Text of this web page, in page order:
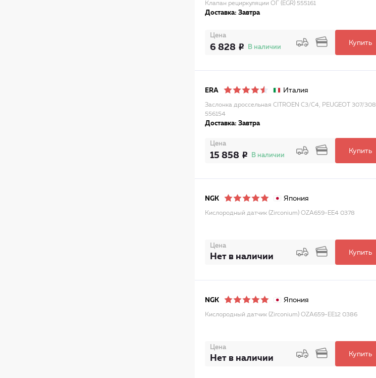
Клапан рециркуляции ОГ (EGR) 555161
Доставка: Завтра
Цена
6 828 В наличии
Купить
ERA Италия
Заслонка дроссельная CITROEN C3/C4, PEUGEOT 307/308
556154
Доставка: Завтра
Цена
15 858 В наличии
Купить
NGK Япония
Кислородный датчик (Zirconium) OZA659-EE4 0378
Цена
Нет в наличии Купить
NGK Япония
Кислородный датчик (Zirconium) OZA659-EE12 0386
Цена
Нет в наличии Купить